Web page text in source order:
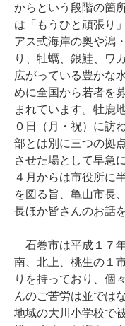
からという段階の箇
は「もうひと頑張り
アス式海岸の奥や潟
り、牡蠣、銀鮭、ワ
広がっている豊かな
めに全国から若者を
まれています。牡鹿
０日（月・祝）に訪
部とは別に三つの拠
させた場として早急
４月からは市役所に
を図る旨、亀山市長
長ほか皆さんのお話
石巻市は平成１７
南、北上、桃生の１
りを持っており、個
んのご苦労は並では
地域の大川小学校で